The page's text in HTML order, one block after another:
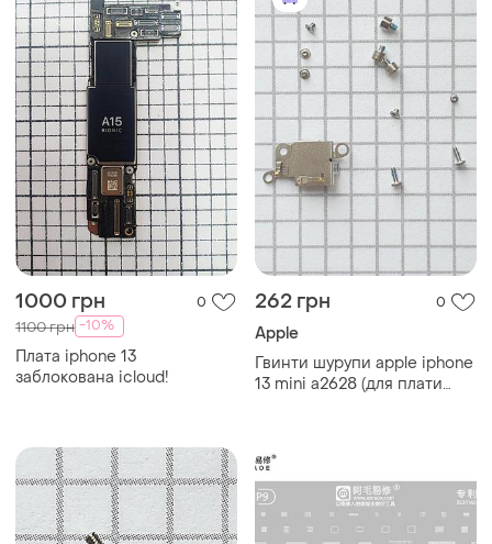
1000 грн 0
1100 грн -10%
Плата iphone 13
заблокована icloud!
262 грн 0
Apple
Гвинти шурупи apple iphone
13 mini a2628 (для плати